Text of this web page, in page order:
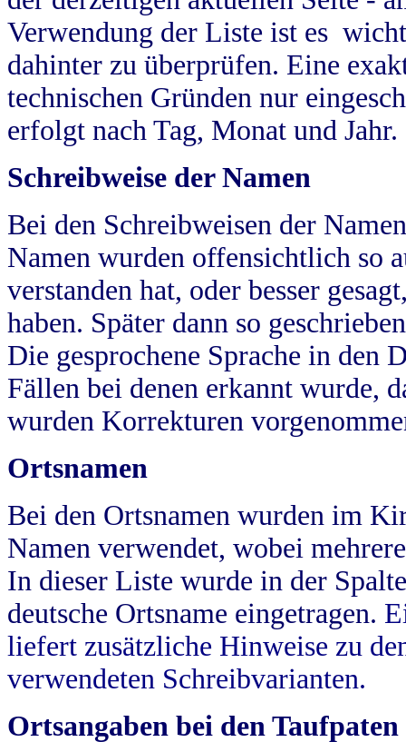
Verwendung der Liste ist es
dahinter zu überprüfen. Eine
technischen Gründen nur
erfolgt nach Tag, Monat und Jahr.
Schreibweise der Namen
Bei den Schreibweisen der
Namen wurden offensichtlich so
verstanden hat, oder besser
haben. Später dann so
Die gesprochene Sprache in
Fällen bei denen erkannt wurde,
wurden Korrekturen
Ortsnamen
Bei den Ortsnamen wurden im
Namen verwendet, wobei
In dieser Liste wurde in der
deutsche Ortsname eingetragen.
liefert zusätzliche Hinweise zu
verwendeten Schreibvarianten.
Ortsangaben bei den Taufpaten